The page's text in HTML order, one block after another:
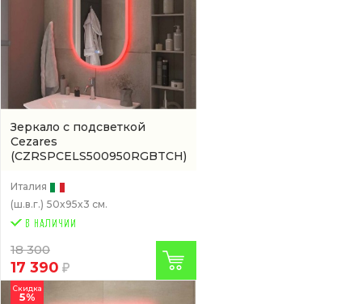
Зеркало с подсветкой
Cezares
(CZRSPCELS500950RGBTCH)
Италия
(ш.в.г.) 50x95x3 см.
18 300
17 390
Скидка
5%